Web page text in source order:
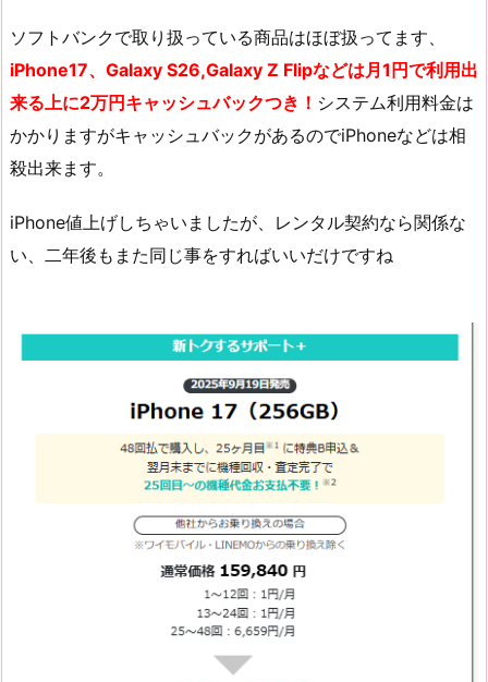
ソフトバンクで取り扱っている商品はほぼ扱ってます、
iPhone17、Galaxy S26,Galaxy Z Flipなどは月1円で利用出
来る上に2万円キャッシュバックつき！ システム利用料金は
かかりますがキャッシュバックがあるのでiPhoneなどは相
殺出来ます。
iPhone値上げしちゃいましたが、レンタル契約なら関係な
い、二年後もまた同じ事をすればいいだけですね